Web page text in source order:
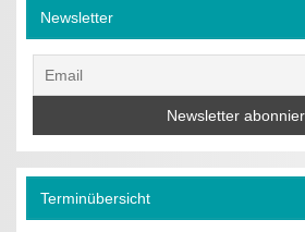
Newsletter
Terminübersicht